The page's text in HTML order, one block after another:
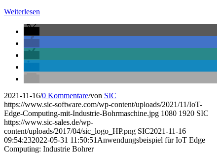
Weiterlesen
2021-11-16/0 Kommentare/von SIC
https://www.sic-software.com/wp-content/uploads/2021/11/IoT-
Edge-Computing-mit-Industrie-Bohrmaschine.jpg 1080 1920 SIC
https://www.sic-sales.de/wp-
content/uploads/2017/04/sic_logo_HP.png SIC2021-11-16
09:54:232022-05-31 11:50:51Anwendungsbeispiel für IoT Edge
Computing: Industrie Bohrer